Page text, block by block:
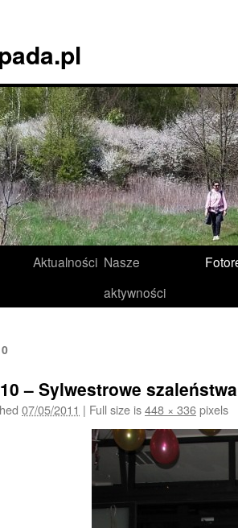
Aktualności Nasze
aktywności
– Sylwestrowe
07/05/2011 | Full size is448 × 336pixels